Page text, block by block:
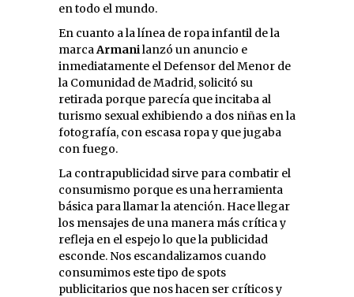
en todo el mundo.
En cuanto a la línea de ropa infantil de la
marcaArmanilanzó un anuncio e
inmediatamente el Defensor del Menor de
la Comunidad de Madrid, solicitó su
retirada porque parecía que incitaba al
turismo sexual exhibiendo a dos niñas en la
fotografía, con escasa ropa y que jugaba
con fuego.
La contrapublicidad sirve para combatir el
consumismo porque es una herramienta
básica para llamar la atención. Hace llegar
los mensajes de una manera más crítica y
refleja en el espejo lo que la publicidad
esconde. Nos escandalizamos cuando
consumimos este tipo de spots
publicitarios que nos hacen ser críticos y